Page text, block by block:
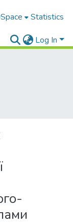
Statistics
Log In